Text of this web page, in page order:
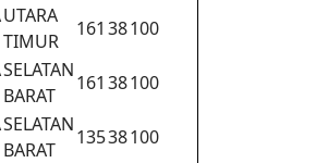
UTARA
TIMUR
161 38100
SELATAN
BARAT
161 38100
SELATAN
BARAT
13538100